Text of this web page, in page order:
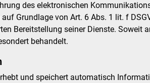
des elektronischen
Grundlage von Art. 6 Abs. 1 lit. f
Bereitstellung seiner Dienste. Soweit
behandelt.
und speichert automatisch